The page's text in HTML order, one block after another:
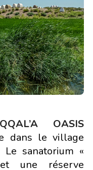
OASIS
dans le village
sanatorium «
une réserve